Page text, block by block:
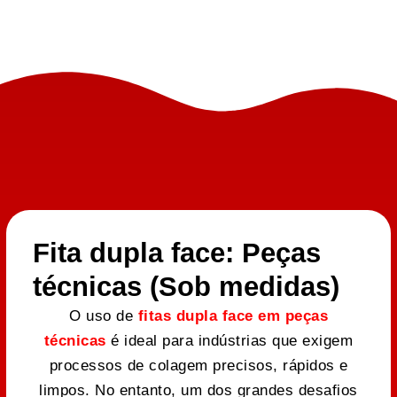
Fita dupla face: Peças
técnicas (Sob medidas)
O uso de fitas dupla face em peças
técnicas é ideal para indústrias que exigem
processos de colagem precisos, rápidos e
limpos. No entanto, um dos grandes desafios